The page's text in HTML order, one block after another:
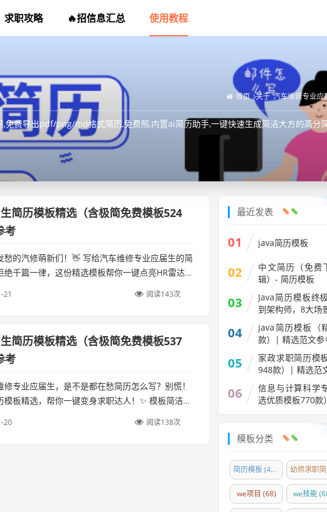
求职攻略 🔥招信息汇总 使用教程
首页 关于 汽车维修专业应
免费导出pdf/png/md格式简历,免费照,内置ai简历助手,一键快速生成简洁大方的高分
简历模板精选（含极简免费模板524
考
愁的汽修萌新们！👋 写给汽车维修专业应届生的简
绝千篇一律，这份精选模板帮你一键点亮HR雷达
与实习经历，面试成功率up up！🚀 赶紧码住，
21 阅读143次
简历模板精选（含极简免费模板537
考
专业应届生，是不是都在愁简历怎么写？别慌！
板精选，帮你一键变身求职达人！✨ 模板简洁大
经历，让你在众多简历中脱颖而出！🚗💨 快来
20 阅读138次
最近发表
01 java简历模板
02
中文简历（免
辑）- 简历模板
03
Java简历模板终
到架构师，8大场
尽
04
java简历模板（
款）| 精选范文参
05
家政求职简历模
948款）| 精选范
06
信息与计算科学
选优质模板770
模板分类
简历模板 (4300)
we项目 (68) we技能